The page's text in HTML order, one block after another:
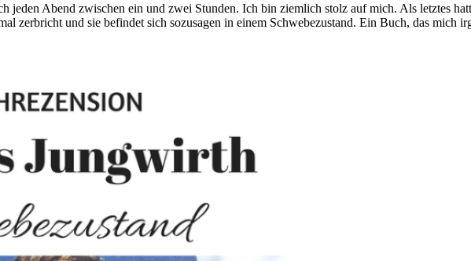
Abend zwischen ein und zwei Stunden. Ich bin ziemlich stolz auf mich. Als letztes
zerbricht und sie befindet sich sozusagen in einem Schwebezustand. Ein Buch, das mich